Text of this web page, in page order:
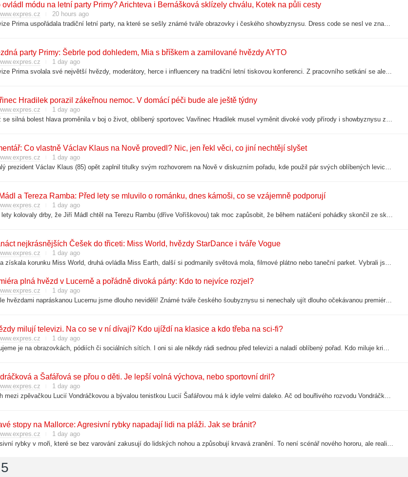
ovládl módu na letní party Primy? Arichteva i Bernášková sklízely chválu, Kotek na půli cesty
20 hours ago
Televize Prima uspořádala tradiční letní party, na které se sešly známé tváře obrazovky i českého showbyznysu. Dress code se nesl ve znamení lněných košil, světlých odstínů a uvolněné letní elegance. Ne všichni ale dokázali skloubit…
party Primy: Šebrle pod dohledem, Mia s bříškem a zamilované hvězdy AYTO
1 day ago
Televize Prima svolala své největší hvězdy, moderátory, herce i influencery na tradiční letní tiskovou konferenci. Z pracovního setkání se ale jako každý rok rychle stala jedna z největších party prázdnin. Expres je přímo na místě a…
Hradilek porazil zákeřnou nemoc. V domácí péči bude ale ještě týdny
1 day ago
Když se silná bolest hlava proměnila v boj o život, oblíbený sportovec Vavřinec Hradilek musel vyměnit divoké vody přírody i showbyznysu za nemocniční lůžko. Zánět mozku ho na týdny vyřadil z provozu a ukázal, že i ti největší bojovníci…
Co vlastně Václav Klaus na Nově provedl? Nic, jen řekl věci, co jiní nechtějí slyšet
1 day ago
Bývalý prezident Václav Klaus (85) opět zaplnil titulky svým rozhovorem na Nově v diskuzním pořadu, kde použil pár svých oblíbených levicových přirovnání a moderátorku nazval diktátorkou. Jenže... televize si pozvala Václava Klause a taky…
a Tereza Ramba: Před lety se mluvilo o románku, dnes kámoši, co se vzájemně podporují
1 day ago
Před lety kolovaly drby, že Jiří Mádl chtěl na Terezu Rambu (dříve Voříškovou) tak moc zapůsobit, že během natáčení pohádky skončil ze skály, i přestože nemá rád výšky a byl na tuto scénu připraven kaskadér. Z nejspíše krátkého románku se…
nejkrásnějších Češek do třiceti: Miss World, hvězdy StarDance i tváře Vogue
1 day ago
Jedna získala korunku Miss World, druhá ovládla Miss Earth, další si podmanily světová mola, filmové plátno nebo taneční parket. Vybrali jsme dvanáct výrazných Češek mladších třiceti let, jejichž půvab nestojí jen na povedených…
plná hvězd v Lucerně a pořádně divoká párty: Kdo to nejvíce rozjel?
1 day ago
Takhle hvězdami napráskanou Lucernu jsme dlouho neviděli! Známé tváře českého šoubyznysu si nenechaly ujít dlouho očekávanou premiéru nové komedie 6 gramů, kde kromě Ondřeje Vetchého hrají ještě například Jiří Mádl, Martin Pechlát, David…
milují televizi. Na co se v ní dívají? Kdo ujíždí na klasice a kdo třeba na sci-fi?
1 day ago
Sledujeme je na obrazovkách, pódiích či sociálních sítích. I oni si ale někdy rádi sednou před televizi a naladí oblíbený pořad. Kdo miluje kriminálky a která celebrita si ujíždí na vědomostních soutěžích?
a Šafářová se přou o děti. Je lepší volná výchova, nebo sportovní dril?
1 day ago
Vztah mezi zpěvačkou Lucií Vondráčkovou a bývalou tenistkou Lucií Šafářovou má k idyle velmi daleko. Ač od bouřlivého rozvodu Vondráčkové a hokejisty Tomáše Plekance uběhlo už několik let, přičemž Šafářová se po jeho boku stala novou…
stopy na Mallorce: Agresivní rybky napadají lidi na pláži. Jak se bránit?
1 day ago
Agresivní rybky v moři, které se bez varování zakusují do lidských nohou a způsobují krvavá zranění. To není scénář nového hororu, ale realita pláží na březích Mallorcy. Zatímco dříve šlo o ojedinělou záležitost, v posledních letech se z…